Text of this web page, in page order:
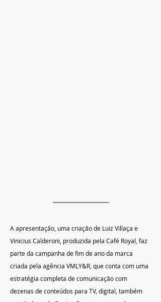
A apresentação, uma criação de Luiz Villaça e
Vinicius Calderoni, produzida pela Café Royal, faz
parte da campanha de fim de ano da marca
criada pela agência VMLY&R, que conta com uma
estratégia completa de comunicação com
dezenas de conteúdos para TV, digital, também